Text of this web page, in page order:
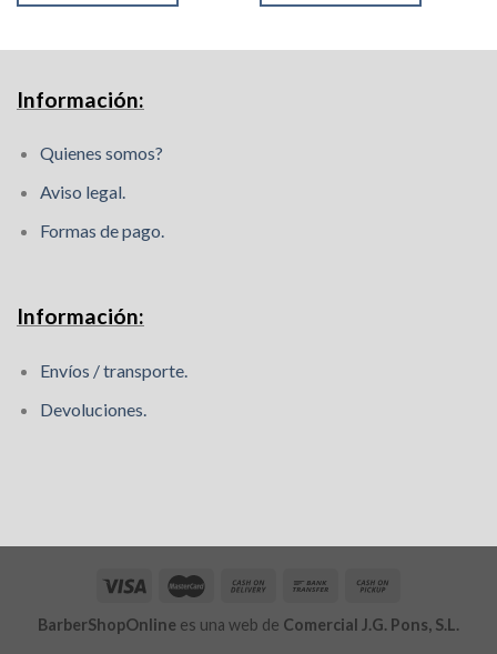
Información:
Quienes somos?
Aviso legal.
Formas de pago.
Información:
Envíos / transporte.
Devoluciones.
BarberShopOnline es una web de Comercial J.G. Pons, S.L.